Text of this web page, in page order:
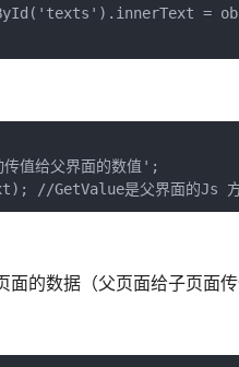
=
值给父界面的数值';
//GetValue是父界面的Js
的数据（父页面给子页面传